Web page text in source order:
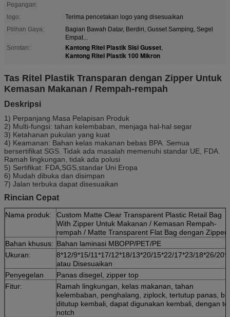
Pegangan:
logo:
Terima pencetakan logo yang disesuaikan
Pilihan Gaya:
Bagian Bawah Datar, Berdiri, Gusset Samping, Segel
Empat...
Sorotan:
Kantong Ritel Plastik Sisi Gusset,
Kantong Ritel Plastik 100 Mikron
Tas Ritel Plastik Transparan dengan Zipper Untuk
Kemasan Makanan / Rempah-rempah
Deskripsi
1) Perpanjang Masa Pelapisan Produk
2) Multi-fungsi: tahan kelembaban, menjaga hal-hal segar
3) Ketahanan pukulan yang kuat
4) Keamanan: Bahan kelas makanan bebas BPA. Semua
bersertifikat SGS. Tidak ada masalah memenuhi standar UE, FDA.
Ramah lingkungan, tidak ada polusi
5) Sertifikat: FDA,SGS,standar Uni Eropa
6) Mudah dibuka dan disimpan
7) Jalan terbuka dapat disesuaikan
Rincian Cepat
Nama produk:
Custom Matte Clear Transparent Plastic Retail Bag
With Zipper Untuk Makanan / Kemasan Rempah-
rempah / Matte Transparent Flat Bag dengan Zipper
Bahan khusus: Bahan laminasi MBOPP/PET/PE
Ukuran:
8*12/9*15/11*17/12*18/13*20/15*22/17*23/18*26/
atau Disesuaikan
Penyegelan
Panas disegel, zipper top
Fitur:
Ramah lingkungan, kelas makanan, tahan
kelembaban, penghalang, ziplock, tertutup panas,
ditutup kembali, dapat digunakan kembali, dengan
notch